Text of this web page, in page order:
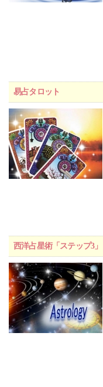
易占タロット
西洋占星術「ステップ3